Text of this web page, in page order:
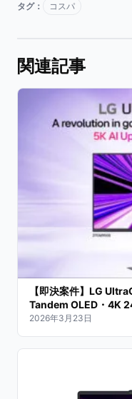
タグ： コスパ
関連記事
【即決案件】LG
Tandem OLED・4K
2026年3月23日